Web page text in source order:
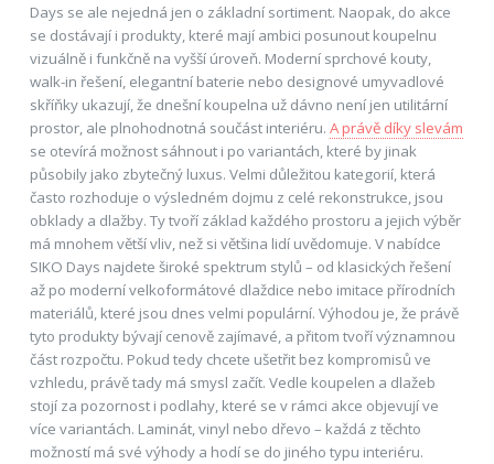
Days se ale nejedná jen o základní sortiment. Naopak, do akce
se dostávají i produkty, které mají ambici posunout koupelnu
vizuálně i funkčně na vyšší úroveň. Moderní sprchové kouty,
walk-in řešení, elegantní baterie nebo designové umyvadlové
skříňky ukazují, že dnešní koupelna už dávno není jen utilitární
prostor, ale plnohodnotná součást interiéru. A právě díky slevám
se otevírá možnost sáhnout i po variantách, které by jinak
působily jako zbytečný luxus. Velmi důležitou kategorií, která
často rozhoduje o výsledném dojmu z celé rekonstrukce, jsou
obklady a dlažby. Ty tvoří základ každého prostoru a jejich výběr
má mnohem větší vliv, než si většina lidí uvědomuje. V nabídce
SIKO Days najdete široké spektrum stylů – od klasických řešení
až po moderní velkoformátové dlaždice nebo imitace přírodních
materiálů, které jsou dnes velmi populární. Výhodou je, že právě
tyto produkty bývají cenově zajímavé, a přitom tvoří významnou
část rozpočtu. Pokud tedy chcete ušetřit bez kompromisů ve
vzhledu, právě tady má smysl začít. Vedle koupelen a dlažeb
stojí za pozornost i podlahy, které se v rámci akce objevují ve
více variantách. Laminát, vinyl nebo dřevo – každá z těchto
možností má své výhody a hodí se do jiného typu interiéru.